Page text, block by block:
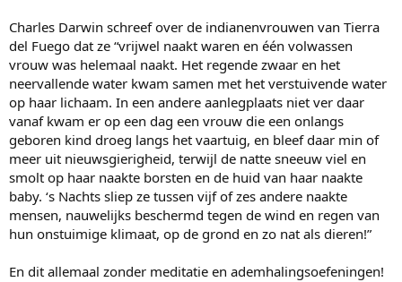
Charles Darwin schreef over de indianenvrouwen van Tierra
del Fuego dat ze “vrijwel naakt waren en één volwassen
vrouw was helemaal naakt. Het regende zwaar en het
neervallende water kwam samen met het verstuivende water
op haar lichaam. In een andere aanlegplaats niet ver daar
vanaf kwam er op een dag een vrouw die een onlangs
geboren kind droeg langs het vaartuig, en bleef daar min of
meer uit nieuwsgierigheid, terwijl de natte sneeuw viel en
smolt op haar naakte borsten en de huid van haar naakte
baby. ‘s Nachts sliep ze tussen vijf of zes andere naakte
mensen, nauwelijks beschermd tegen de wind en regen van
hun onstuimige klimaat, op de grond en zo nat als dieren!”
En dit allemaal zonder meditatie en ademhalingsoefeningen!